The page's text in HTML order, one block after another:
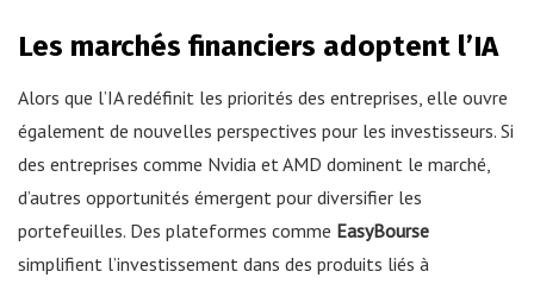
Les marchés financiers adoptent l’IA
Alors que l’IA redéfinit les priorités des entreprises, elle ouvre
également de nouvelles perspectives pour les investisseurs. Si
des entreprises comme Nvidia et AMD dominent le marché,
d’autres opportunités émergent pour diversifier les
portefeuilles. Des plateformes comme EasyBourse
simplifient l’investissement dans des produits liés à